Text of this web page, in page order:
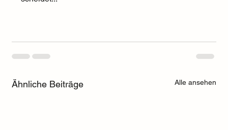
Ähnliche Beiträge Alle ansehen